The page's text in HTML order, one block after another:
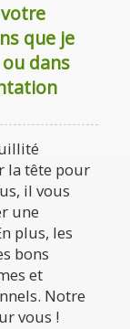
que je
dans
la tête pour
il vous
une
plus, les
bons
et
Notre
vous !